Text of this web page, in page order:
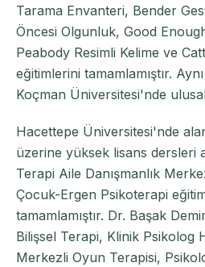
Tarama Envanteri, Bender
Öncesi Olgunluk, Good
Peabody Resimli Kelime ve
eğitimlerini tamamlamıştır.
Koçman Üniversitesi'nde
Hacettepe Üniversitesi'nde
üzerine yüksek lisans dersleri
Terapi Aile Danışmanlık
Çocuk-Ergen Psikoterapi
tamamlamıştır. Dr. Başak
Bilişsel Terapi, Klinik Psikolog
Merkezli Oyun Terapisi,